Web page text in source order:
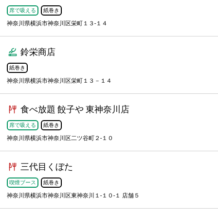
席で吸える 紙巻き
神奈川県横浜市神奈川区栄町１３-１４
鈴栄商店
紙巻き
神奈川県横浜市神奈川区栄町１３－１４
食べ放題 餃子や 東神奈川店
席で吸える 紙巻き
神奈川県横浜市神奈川区二ツ谷町２-１０
三代目くぼた
喫煙ブース 紙巻き
神奈川県横浜市神奈川区東神奈川１-１０-１ 店舗５